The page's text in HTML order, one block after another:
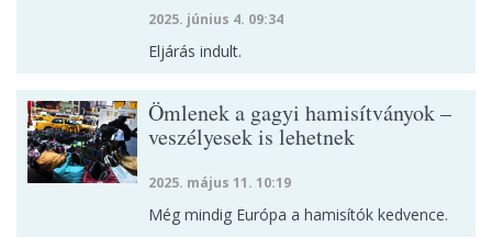
2025. június 4. 09:34
Eljárás indult.
Ömlenek a gagyi hamisítványok –
veszélyesek is lehetnek
2025. május 11. 10:19
Még mindig Európa a hamisítók kedvence.